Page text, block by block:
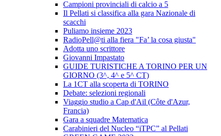
Campioni provinciali di calcio a 5
Il Pellati si classifica alla gara Nazionale di
scacchi
Puliamo insieme 2023
RadioPell@ti alla fiera "Fa’ la cosa giusta"
Adotta uno scrittore
Giovanni Impastato
GUIDE TURISTICHE A TORINO PER UN
GIORNO (3^, 4^ e 5^ CT)
La 1CT alla scoperta di TORINO
Debate: selezioni regionali
Viaggio studio a Cap d'Ail (Côte d'Azur,
Francia)
Gara a squadre Matematica
Carabinieri del Nucleo “iTPC” al Pellati